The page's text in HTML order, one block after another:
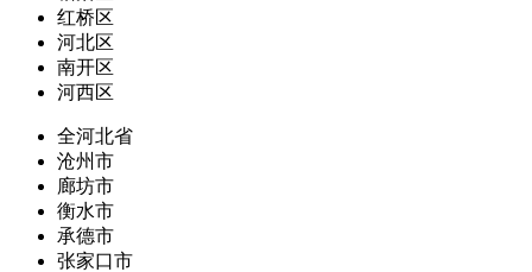
红桥区
河北区
南开区
河西区
全河北省
沧州市
廊坊市
衡水市
承德市
张家口市